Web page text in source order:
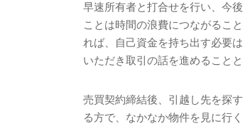
早速所有者と打合せを行い、今
ことは時間の浪費につながるこ
れば、自己資金を持ち出す必要
いただき取引の話を進めることと
売買契約締結後、引越し先を探
る方で、なかなか物件を見に行